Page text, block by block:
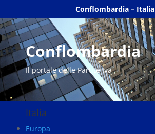
Conflombardia – Italia
Conflombardia
Il portale delle Partite Iva
Italia
Europa